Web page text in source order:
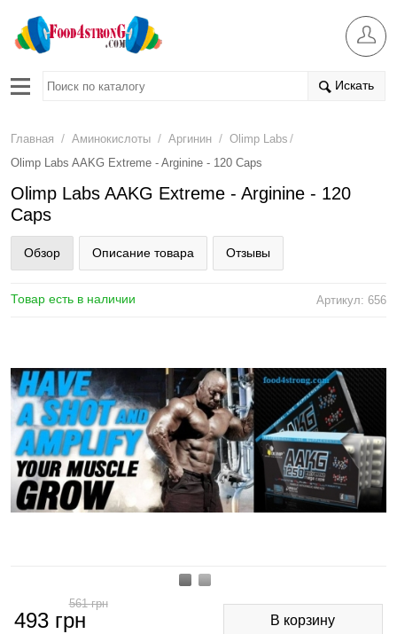
Искать
Главная / Аминокислоты / Аргинин / Olimp Labs /
Olimp Labs AAKG Extreme - Arginine - 120 Caps
Olimp Labs AAKG Extreme - Arginine - 120
Caps
Обзор Описание товара Отзывы
Товар есть в наличии Артикул: 656
493 грн
561грн